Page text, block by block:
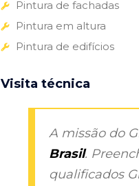
Pintura de fachadas
Pintura em altura
Pintura de edifícios
Visita técnica
A missão do
Brasil.
qualificados